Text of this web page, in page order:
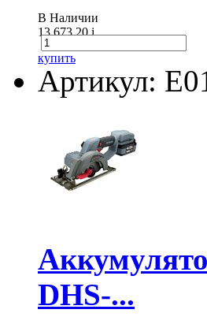
В Наличии
13 673.20i
купить
Артикул:
DHS-...